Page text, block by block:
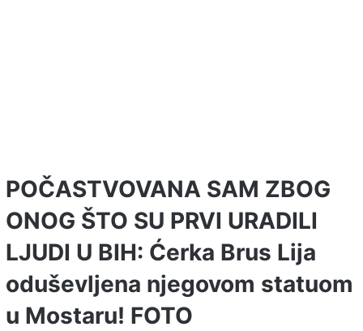
POČASTVOVANA SAM ZBOG
ONOG ŠTO SU PRVI URADILI
LJUDI U BIH: Ćerka Brus Lija
oduševljena njegovom statuom
u Mostaru! FOTO